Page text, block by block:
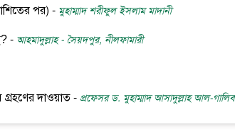
পর) - মুহাম্মাদ শরীফুল ইসলাম মাদানী
- আহমাদুল্লাহ - সৈয়দপুর, নীলফামারী
গ্রহণের দাওয়াত - প্রফেসর ড. মুহাম্মাদ আসাদুল্লাহ আল-গালিব